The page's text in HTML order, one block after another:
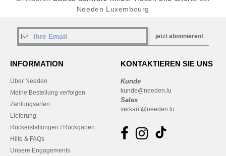
Needen Luxembourg
jetzt abonnieren!
INFORMATION
Über Needen
Meine Bestellung verfolgen
Zahlungsarten
Lieferung
Rückerstattungen / Rückgaben
Hilfe & FAQs
Unsere Engagements
KONTAKTIEREN SIE UNS
Kunde
kunde@needen.lu
Sales
verkauf@needen.lu